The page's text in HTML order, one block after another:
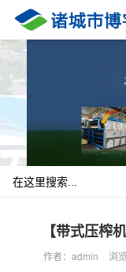
【带式压榨
作者：admin 浏